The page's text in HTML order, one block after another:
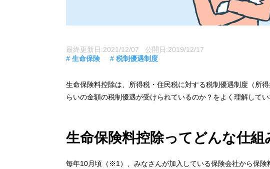
最終更新日:2021/12/07 公開日:2019/12/17
# 生命保険
# 税制優遇制度
生命保険料控除は、所得税・住民税に対する税制優遇制度（所
らいの金額の税制優遇が受けられているのか？をよく理解してい
生命保険料控除って どんな仕組
毎年10月頃（※1）、みなさんが加入している保険会社から保